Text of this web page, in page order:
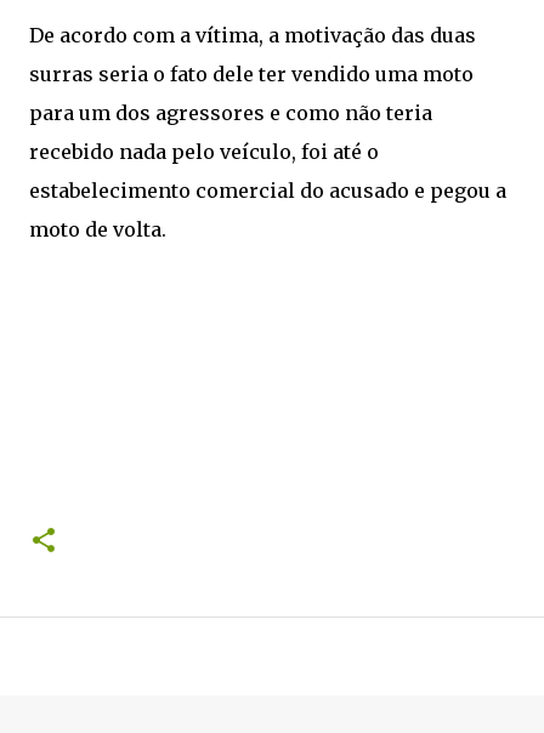
De acordo com a vítima, a motivação das duas
surras seria o fato dele ter vendido uma moto
para um dos agressores e como não teria
recebido nada pelo veículo, foi até o
estabelecimento comercial do acusado e pegou a
moto de volta.